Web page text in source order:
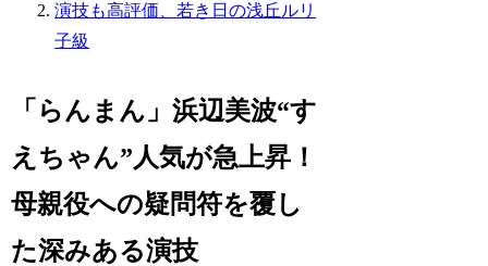
演技も高評価、若き日の浅丘ルリ
子級
「らんまん」浜辺美波“す
えちゃん”人気が急上昇！
母親役への疑問符を覆し
た深みある演技